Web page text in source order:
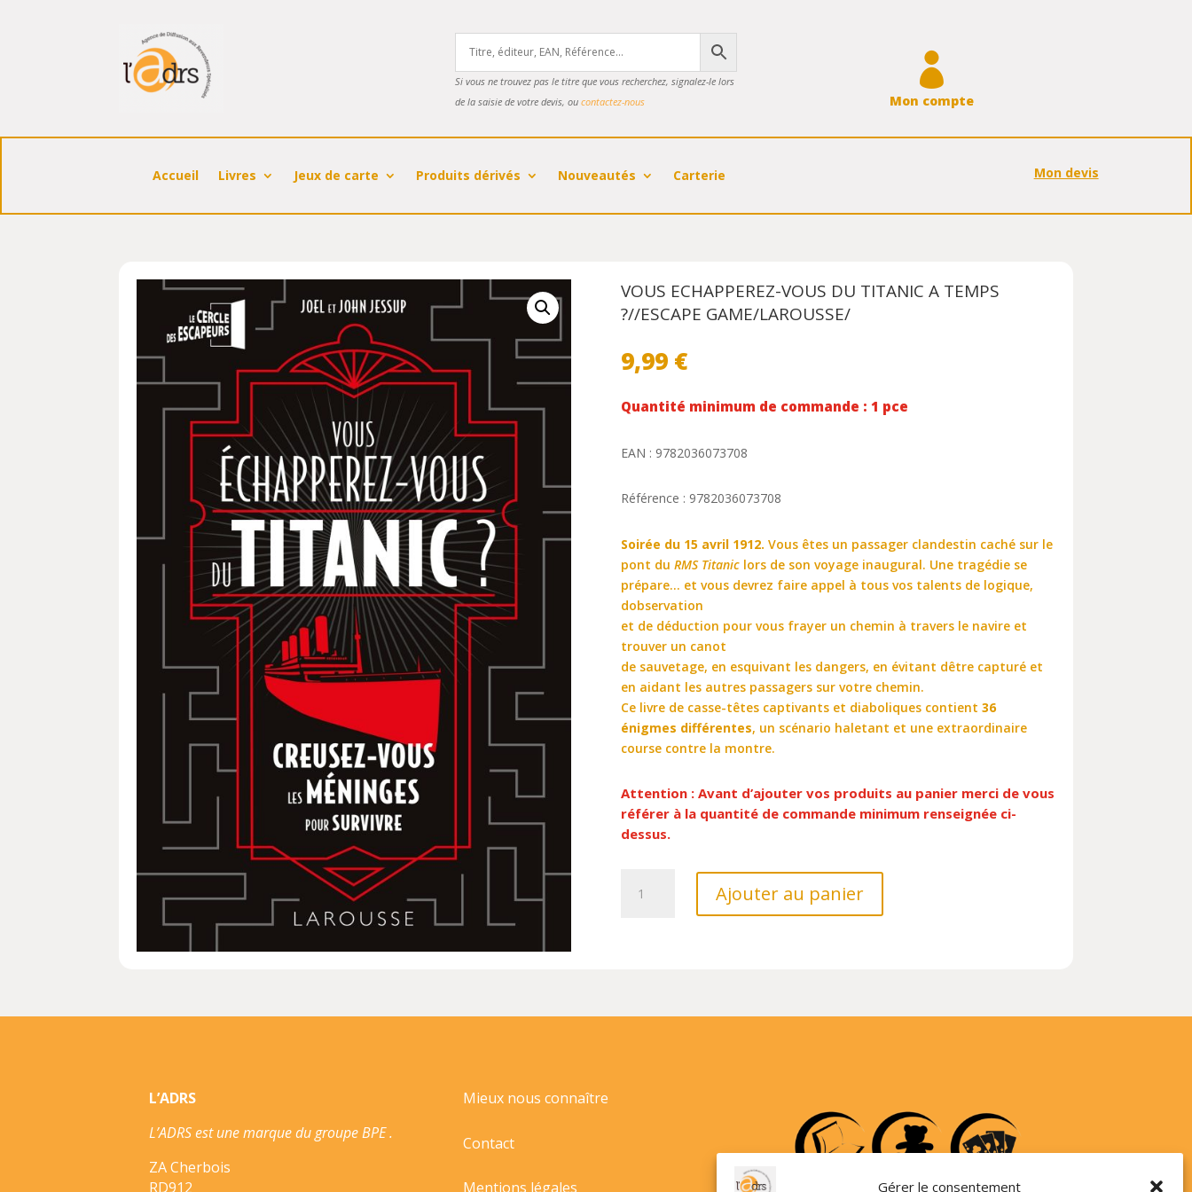
Gérer le consentement
Si vous ne trouvez pas le titre que vous recherchez, signalez-le lors
de la saisie de votre devis, ou contactez-nous

Mon compte
Accueil Livres Jeux de carte Produits dérivés Nouveautés Carterie Mon devis
VOUS ECHAPPEREZ-VOUS DU TITANIC A TEMPS
?//ESCAPE GAME/LAROUSSE/
9,99 €
Quantité minimum de commande : 1 pce
EAN : 9782036073708
Référence : 9782036073708
Soirée du 15 avril 1912. Vous êtes un passager clandestin caché sur le
pont duRMS Titanic lors de son voyage inaugural. Une tragédie se
prépare… et vous devrez faire appel à tous vos talents de logique,
dobservation
et de déduction pour vous frayer un chemin à travers le navire et
trouver un canot
de sauvetage, en esquivant les dangers, en évitant dêtre capturé et
en aidant les autres passagers sur votre chemin.
Ce livre de casse-têtes captivants et diaboliques contient36
énigmes différentes, un scénario haletant et une extraordinaire
course contre la montre.
Attention : Avant d’ajouter vos produits au panier merci de vous
référer à la quantité de commande minimum renseignée ci-
dessus.
A
Ajouter au panier
L’ADRS
L’ADRS est une marque du groupe BPE .
ZA Cherbois
RD912
Mieux nous connaître
Contact
Mentions légales